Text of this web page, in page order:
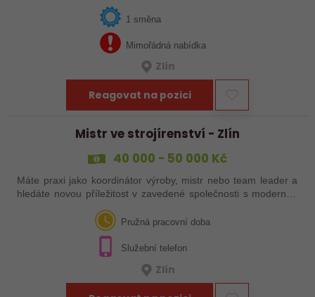
zakázek a bohatou nabídkou firemních benefitů?
1 směna
Mimořádná nabídka
Zlín
Reagovat na pozici
Mistr ve strojírenství - Zlín
40 000 - 50 000 Kč
Máte praxi jako koordinátor výroby, mistr nebo team leader a
hledáte novou příležitost v zavedené společnosti s moderním
Pružná pracovní doba
Služební telefon
Zlín